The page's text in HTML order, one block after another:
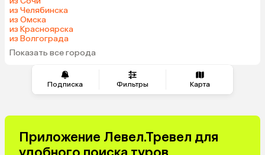
Подписка Фильтры Карта
из Челябинска
из Омска
из Красноярска
из Волгограда
Показать все города
Приложение Левел.Тревел для